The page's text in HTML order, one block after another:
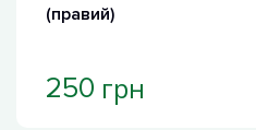
(правий)
250 грн